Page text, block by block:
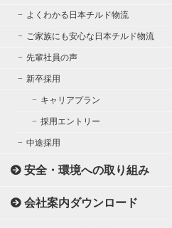
よくわかる日本チルド物流
ご家族にも安心な日本チルド物流
先輩社員の声
新卒採用
キャリアプラン
採用エントリー
中途採用
安全・環境への取り組み
会社案内ダウンロード